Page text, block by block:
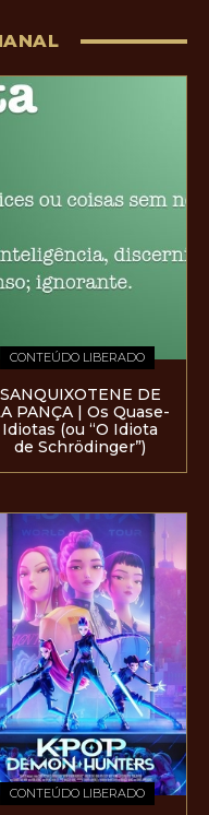
CONTEÚDO LIBERADO
SANQUIXOTENE DE
PANÇA | Os Quase-
Idiotas (ou “O Idiota
de Schrödinger”)
CONTEÚDO LIBERADO